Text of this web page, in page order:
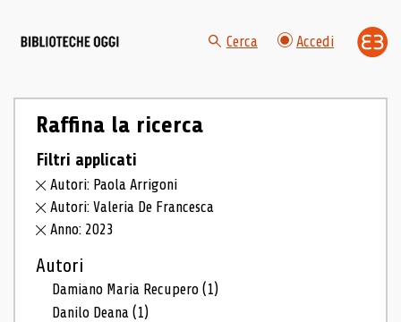
Cerca Accedi
Raffina la ricerca
Filtri applicati
Autori: Paola Arrigoni
Autori: Valeria De Francesca
Anno: 2023
Autori
Damiano Maria Recupero(1)
Danilo Deana(1)